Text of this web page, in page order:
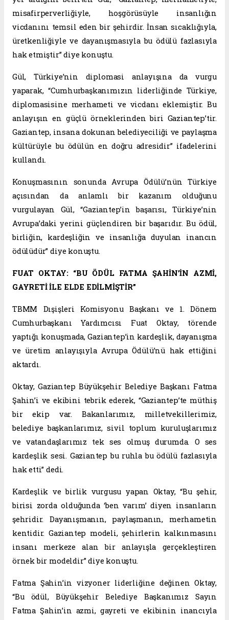
misafirperverliğiyle, hoşgörüsüyle insanlığın
vicdanını temsil eden bir şehirdir. İnsan sıcaklığıyla,
üretkenliğiyle ve dayanışmasıyla bu ödülü fazlasıyla
hak etmiştir” diye konuştu.
Gül, Türkiye’nin diplomasi anlayışına da vurgu
yaparak, “Cumhurbaşkanımızın liderliğinde Türkiye,
diplomasisine merhameti ve vicdanı eklemiştir. Bu
anlayışın en güçlü örneklerinden biri Gaziantep’tir.
Gaziantep, insana dokunan belediyeciliği ve paylaşma
kültürüyle bu ödülün en doğru adresidir” ifadelerini
kullandı.
Konuşmasının sonunda Avrupa Ödülü’nün Türkiye
açısından da anlamlı bir kazanım olduğunu
vurgulayan Gül, “Gaziantep’in başarısı, Türkiye’nin
Avrupa’daki yerini güçlendiren bir başarıdır. Bu ödül,
birliğin, kardeşliğin ve insanlığa duyulan inancın
ödülüdür” diye konuştu.
FUAT OKTAY: “BU ÖDÜL FATMA ŞAHİN’İN AZMİ,
GAYRETİ İLE ELDE EDİLMİŞTİR”
TBMM Dışişleri Komisyonu Başkanı ve 1. Dönem
Cumhurbaşkanı Yardımcısı Fuat Oktay, törende
yaptığı konuşmada, Gaziantep’in kardeşlik, dayanışma
ve üretim anlayışıyla Avrupa Ödülü’nü hak ettiğini
aktardı.
Oktay, Gaziantep Büyükşehir Belediye Başkanı Fatma
Şahin’i ve ekibini tebrik ederek, “Gaziantep’te müthiş
bir ekip var. Bakanlarımız, milletvekillerimiz,
belediye başkanlarımız, sivil toplum kuruluşlarımız
ve vatandaşlarımız tek ses olmuş durumda. O ses
kardeşlik sesi. Gaziantep bu ruhla bu ödülü fazlasıyla
hak etti” dedi.
Kardeşlik ve birlik vurgusu yapan Oktay, “Bu şehir,
birisi zorda olduğunda ‘ben varım’ diyen insanların
şehridir. Dayanışmanın, paylaşmanın, merhametin
kentidir. Gaziantep modeli, şehirlerin kalkınmasını
insanı merkeze alan bir anlayışla gerçekleştiren
örnek bir modeldir” diye konuştu.
Fatma Şahin’in vizyoner liderliğine değinen Oktay,
“Bu ödül, Büyükşehir Belediye Başkanımız Sayın
Fatma Şahin’in azmi, gayreti ve ekibinin inancıyla